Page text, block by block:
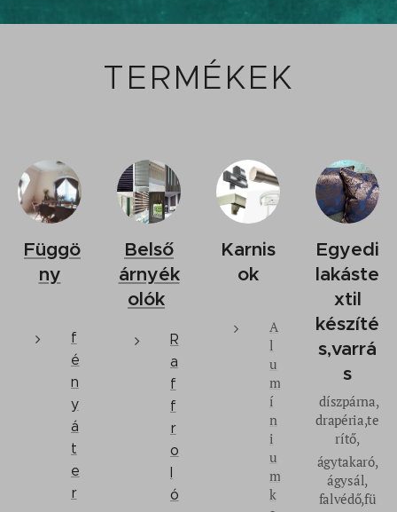
TERMÉKEK
Függö
ny
f
é
n
y
á
t
e
r
Belső
árnyék
olók
R
a
f
f
r
o
l
ó
Karnis
ok
A
l
u
m
í
n
i
u
m
k
Egyedi
lakáste
xtil
készíté
s,varrá
s
díszpárna,
drapéria,te
rítő,
ágytakaró,
ágysál,
falvédő,fü